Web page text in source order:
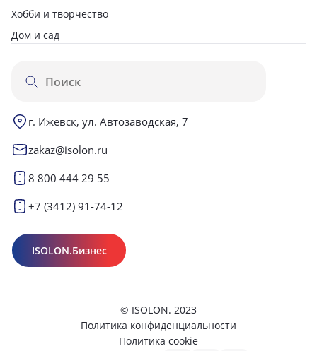
г. Ижевск, ул. Автозаводская, 7
zakaz@isolon.ru
8 800 444 29 55
+7 (3412) 91-74-12
Хобби и творчество
Дом и сад
ISOLON.Бизнес
© ISOLON. 2023
Политика конфиденциальности
Политика cookie